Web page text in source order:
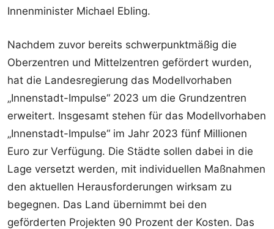
Innenminister Michael Ebling.
Nachdem zuvor bereits schwerpunktmäßig die
Oberzentren und Mittelzentren gefördert wurden,
hat die Landesregierung das Modellvorhaben
„Innenstadt-Impulse“ 2023 um die Grundzentren
erweitert. Insgesamt stehen für das Modellvorhaben
„Innenstadt-Impulse“ im Jahr 2023 fünf Millionen
Euro zur Verfügung. Die Städte sollen dabei in die
Lage versetzt werden, mit individuellen Maßnahmen
den aktuellen Herausforderungen wirksam zu
begegnen. Das Land übernimmt bei den
geförderten Projekten 90 Prozent der Kosten. Das